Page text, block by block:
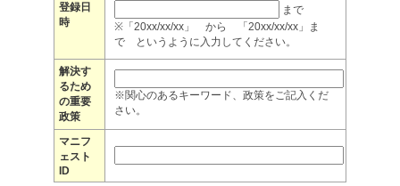
登録日
時
まで
※「20xx/xx/xx」 から 「20xx/xx/xx」ま
で というように入力してください。
解決す
るため
の重要
政策
※関心のあるキーワード、政策をご記入くだ
さい。
マニフ
ェスト
ID